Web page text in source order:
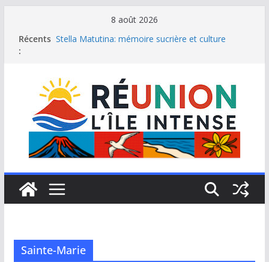
contenu
8 août 2026
Récents
:
Stella Matutina: mémoire sucrière et culture
Une journée de détente à l’Hôtel Iloha à Saint Leu
Le samoussa de La Réunion, emblème de l’île
intense
Le Musée du sel de Saint Leu: site culturel à
découvrir
Sainte-Marie